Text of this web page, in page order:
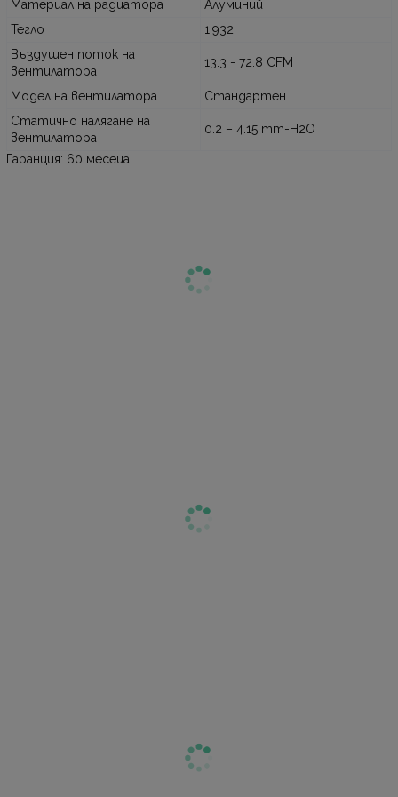
Материал на радиатора
Алуминий
Тегло
1.932
Въздушен поток на
вентилатора
13.3 - 72.8 CFM
Модел на вентилатора
Стандартен
Статично налягане на
вентилатора
0.2 – 4.15 mm-H2O
Гаранция: 60 месеца